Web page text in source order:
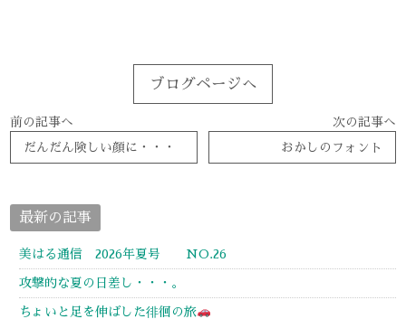
ブログページへ
前の記事へ
だんだん険しい顔に・・・
次の記事へ
おかしのフォント
最新の記事
美はる通信 2026年夏号 NO.26
攻撃的な夏の日差し・・・。
ちょいと足を伸ばした徘徊の旅